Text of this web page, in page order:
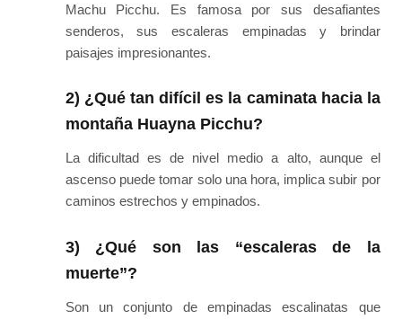
Machu Picchu. Es famosa por sus desafiantes
senderos, sus escaleras empinadas y brindar
paisajes impresionantes.
2) ¿Qué tan difícil es la caminata hacia la
montaña Huayna Picchu?
La dificultad es de nivel medio a alto, aunque el
ascenso puede tomar solo una hora, implica subir por
caminos estrechos y empinados.
3) ¿Qué son las “escaleras de la
muerte”?
Son un conjunto de empinadas escalinatas que